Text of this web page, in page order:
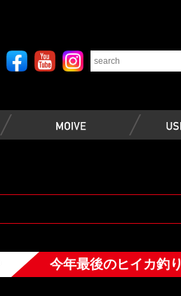
今年最後のヒイカ釣り